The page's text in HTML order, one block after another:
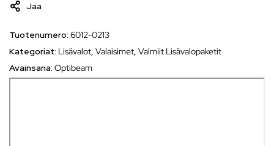
Jaa
Tuotenumero: 6012-0213
Kategoriat: Lisävalot, Valaisimet, Valmiit Lisävalopaketit
Avainsana: Optibeam